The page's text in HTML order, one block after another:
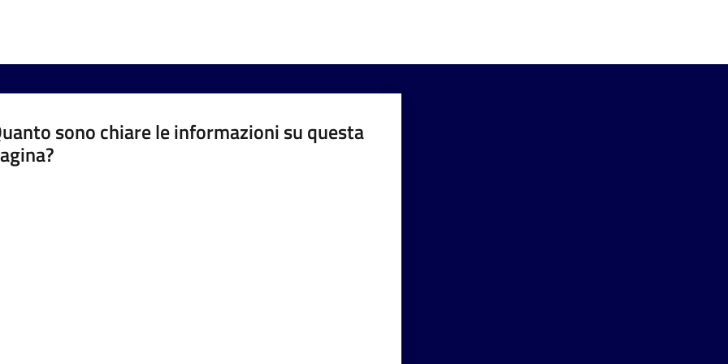
sono chiare le informazioni su questa